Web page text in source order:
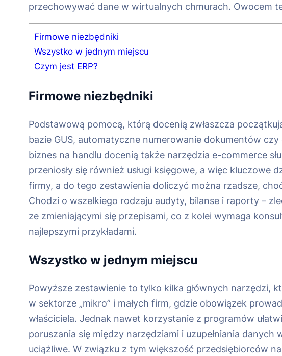
przechowywać dane w wirtualnych chmurach. Owocem
Firmowe niezbędniki
Wszystko w jednym miejscu
Czym jest ERP?
Firmowe niezbędniki
Podstawową pomocą, którą docenią zwłaszcza
bazie GUS, automatyczne numerowanie dokumentów
biznes na handlu docenią także narzędzia e-commerce
przeniosły się również usługi księgowe, a więc kluczowe
firmy, a do tego zestawienia doliczyć można rzadsze,
Chodzi o wszelkiego rodzaju audyty, bilanse i raporty –
ze zmieniającymi się przepisami, co z kolei wymaga
najlepszymi przykładami.
Wszystko w jednym miejscu
Powyższe zestawienie to tylko kilka głównych narzędzi,
w sektorze „mikro” i małych firm, gdzie obowiązek
właściciela. Jednak nawet korzystanie z programów
poruszania się między narzędziami i uzupełniania
uciążliwe. W związku z tym większość przedsiębiorców